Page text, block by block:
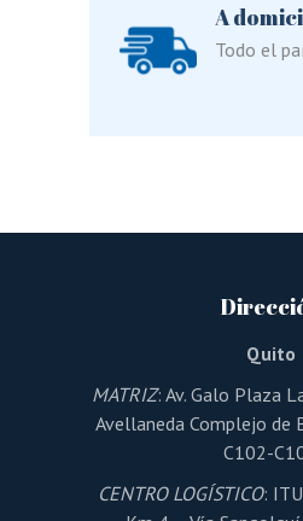
A
Todo el
Quito
MATRIZ: Av. Galo Plaza
Avellaneda Complejo de
C102-
CENTRO LOGÍSTICO: